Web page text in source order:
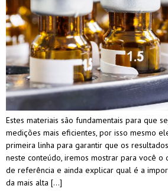
Estes materiais são fundamentais para que
medições mais eficientes, por isso mesmo
primeira linha para garantir que os
neste conteúdo, iremos mostrar para você o
de referência e ainda explicar qual é a
da mais alta […]